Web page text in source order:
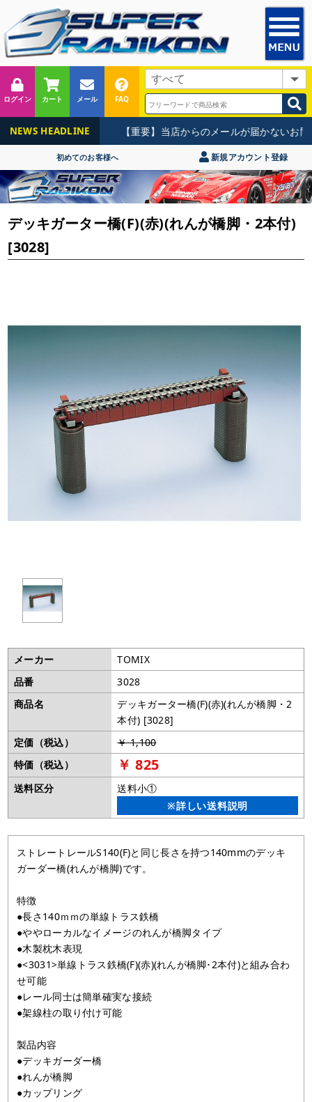
ログイン カート メール FAQ
NEWS HEADLINE 【重要】当店からのメールが届かないお問
初めてのお客様へ 新規アカウント登録
デッキガーター橋(F)(赤)(れんが橋脚・2本付)
[3028]
メーカー
TOMIX
品番
3028
商品名
デッキガーター橋(F)(赤)(れんが橋脚・2
本付) [3028]
定価（税込）
￥ 1,100
特価（税込）
￥ 825
送料区分
送料小①
※詳しい送料説明
ストレートレールS140(F)と同じ長さを持つ140mmのデッキ
ガーダー橋(れんが橋脚)です。
特徴
●長さ140ｍｍの単線トラス鉄橋
●ややローカルなイメージのれんが橋脚タイプ
●木製枕木表現
●<3031>単線トラス鉄橋(F)(赤)(れんが橋脚･2本付)と組み合わ
せ可能
●レール同士は簡単確実な接続
●架線柱の取り付け可能
製品内容
●デッキガーダー橋
●れんが橋脚
●カップリング